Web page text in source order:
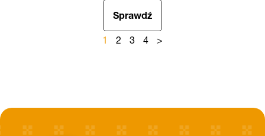
Sprawdź
1 2 3 4 >